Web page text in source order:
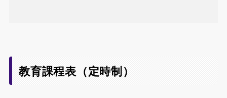
教育課程表（定時制）